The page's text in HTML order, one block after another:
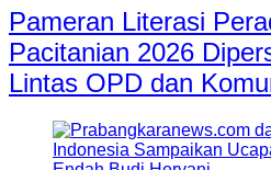
Pameran Literasi
Pacitanian 2026
Lintas OPD dan